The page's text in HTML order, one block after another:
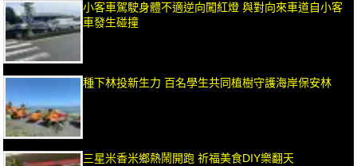
小客車駕駛身體不適逆向闖紅燈 與對向來車道自小客
車發生碰撞
種下林投新生力 百名學生共同植樹守護海岸保安林
三星米香米鄉熱鬧開跑 祈福美食DIY樂翻天